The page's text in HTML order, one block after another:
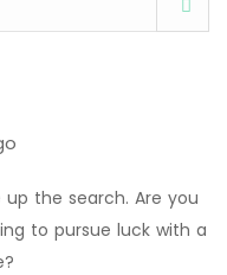
the search. Are you
to pursue luck with a